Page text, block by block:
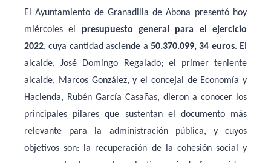
El Ayuntamiento de Granadilla de Abona presentó hoy
miércoles el presupuesto general para el ejercicio
2022, cuya cantidad asciende a 50.370.099, 34 euros. El
alcalde, José Domingo Regalado; el primer teniente
alcalde, Marcos González, y el concejal de Economía y
Hacienda, Rubén García Casañas, dieron a conocer los
principales pilares que sustentan el documento más
relevante para la administración pública, y cuyos
objetivos son: la recuperación de la cohesión social y